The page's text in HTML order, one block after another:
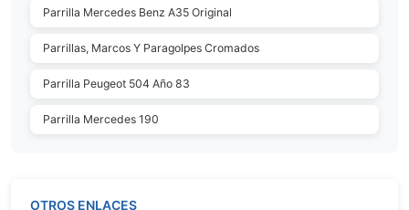
Parrilla Mercedes Benz A35 Original
Parrillas, Marcos Y Paragolpes Cromados
Parrilla Peugeot 504 Año 83
Parrilla Mercedes 190
OTROS ENLACES